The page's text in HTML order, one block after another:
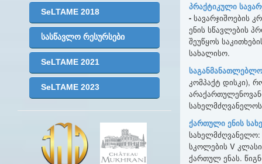
SeLTAME 2018
სასწავლო რესურსები
SeLTAME 2021
SeLTAME 2023
პრაქტიკული
- სავარჯიშოების
ენის სწავლების
შეუწყოს
სახალისო.
საგ
კომპაქტ დისკი),
სახელმძღვანელოს
ქართული ენის
სახელმძღვანელო:
სკოლების V
ქართულ ენას.